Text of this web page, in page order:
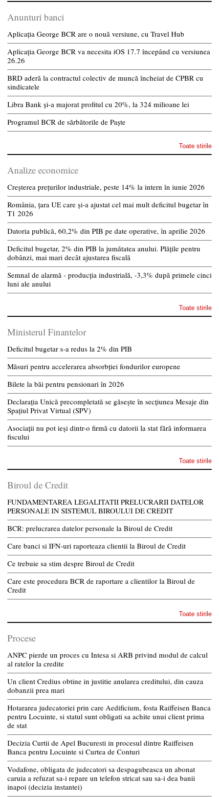
Anunturi banci
Aplicația George BCR are o nouă versiune, cu Travel Hub
Aplicația George BCR va necesita iOS 17.7 începând cu versiunea
26.26
BRD aderă la contractul colectiv de muncă încheiat de CPBR cu
sindicatele
Libra Bank și-a majorat profitul cu 20%, la 324 milioane lei
Programul BCR de sărbătorile de Paște
Toate stirile
Analize economice
Creșterea prețurilor industriale, peste 14% la intern în iunie 2026
România, țara UE care și-a ajustat cel mai mult deficitul bugetar în
T1 2026
Datoria publică, 60,2% din PIB pe date operative, în aprilie 2026
Deficitul bugetar, 2% din PIB la jumătatea anului. Plățile pentru
dobânzi, mai mari decât ajustarea fiscală
Semnal de alarmă - producția industrială, -3,3% după primele cinci
luni ale anului
Toate stirile
Ministerul Finantelor
Deficitul bugetar s-a redus la 2% din PIB
Măsuri pentru accelerarea absorbției fondurilor europene
Bilete la băi pentru pensionari în 2026
Declarația Unică precompletată se găsește în secțiunea Mesaje din
Spațiul Privat Virtual (SPV)
Asociații nu pot ieși dintr-o firmă cu datorii la stat fără informarea
fiscului
Toate stirile
Biroul de Credit
FUNDAMENTAREA LEGALITATII PRELUCRARII DATELOR
PERSONALE IN SISTEMUL BIROULUI DE CREDIT
BCR: prelucrarea datelor personale la Biroul de Credit
Care banci si IFN-uri raporteaza clientii la Biroul de Credit
Ce trebuie sa stim despre Biroul de Credit
Care este procedura BCR de raportare a clientilor la Biroul de
Credit
Toate stirile
Procese
ANPC pierde un proces cu Intesa si ARB privind modul de calcul
al ratelor la credite
Un client Credius obtine in justitie anularea creditului, din cauza
dobanzii prea mari
Hotararea judecatoriei prin care Aedificium, fosta Raiffeisen Banca
pentru Locuinte, si statul sunt obligati sa achite unui client prima
de stat
Decizia Curtii de Apel Bucuresti in procesul dintre Raiffeisen
Banca pentru Locuinte si Curtea de Conturi
Vodafone, obligata de judecatori sa despagubeasca un abonat
caruia a refuzat sa-i repare un telefon stricat sau sa-i dea banii
inapoi (decizia instantei)